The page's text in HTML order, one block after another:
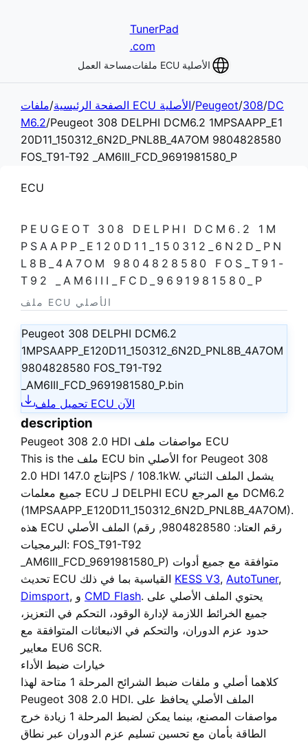
TunerPad
.com
مساحة العمل ملفات ECU الأصلية
الصفحة الرئيسية/ ملفات ECU الأصلية/Peugeot/308/DC
M6.2/Peugeot 308 DELPHI DCM6.2 1MPSAAPP_E1
20D11_150312_6N2D_PNL8B_4A7OM 9804828580
FOS_T91-T92 _AM6III_FCD_9691981580_P
ECU
PEUGEOT 308 DELPHI DCM6.2 1M
PSAAPP_E120D11_150312_6N2D_PN
L8B_4A7OM 9804828580 FOS_T91-
T92 _AM6III_FCD_9691981580_P
ملف ECU الأصلي
Peugeot 308 DELPHI DCM6.2
1MPSAAPP_E120D11_150312_6N2D_PNL8B_4A7OM
9804828580 FOS_T91-T92
_AM6III_FCD_9691981580_P.bin
تحميل ملف ECU الآن
description
Peugeot 308 2.0 HDI مواصفات ملف ECU
This is the
ملف ECU bin الأصلي for Peugeot 308
2.0 HDI
جميع معلمات ECU لـ DELPHI ECU مع المرجع DCM6.2
(1MPSAAPP_E120D11_150312_6N2D_PNL8B_4A7OM).
هذه ECU الملف الأصلي (رقم العتاد: 9804828580, رقم
البرمجيات: FOS_T91-T92
_AM6III_FCD_9691981580_P) متوافقة مع جميع أدوات
KESS V3, AutoTuner,
Dimsport
CMD Flash. يحتوي الملف الأصلي على
جميع الخرائط اللازمة لإدارة الوقود، التحكم في التعزيز،
حدود عزم الدوران، والتحكم في الانبعاثات المتوافقة مع
معايير EU6 SCR.
خيارات ضبط الأداء
كلاهما أصلي و ملفات ضبط الشرائح المرحلة 1
متاحة لهذا
Peugeot 308 2.0 HDI. الملف الأصلي يحافظ على
مواصفات المصنع، بينما يمكن لضبط المرحلة 1 زيادة خرج
الطاقة بأمان مع تحسين تسليم عزم الدوران عبر نطاق